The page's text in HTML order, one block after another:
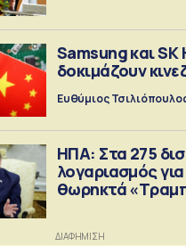
Samsung και SK
δοκιμάζουν
Ευθύμιος
ΗΠΑ: Στα 275
λογαριασμός
θωρηκτά